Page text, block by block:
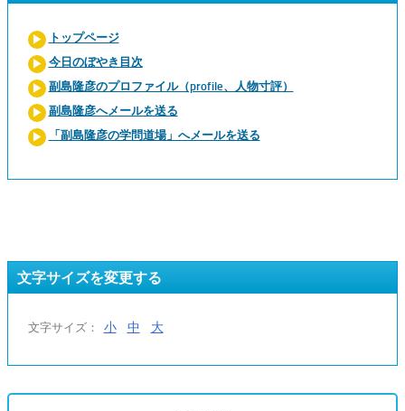
トップページ
今日のぼやき目次
副島隆彦のプロファイル（profile、人物寸評）
副島隆彦へメールを送る
「副島隆彦の学問道場」へメールを送る
文字サイズを変更する
文字サイズ： 小 中 大